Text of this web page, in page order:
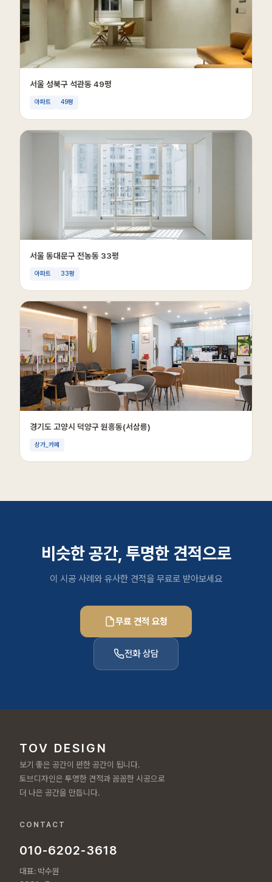
서울 성북구 석관동 49평
아파트 49평
서울 동대문구 전농동 33평
아파트 33평
경기도 고양시 덕양구 원흥동(서삼릉)
상가_카페
비슷한 공간, 투명한 견적으로
이 시공 사례와 유사한 견적을 무료로 받아보세요
무료 견적 요청
전화 상담
TOV DESIGN
보기 좋은 공간이 편한 공간이 됩니다.
토브디자인은 투명한 견적과 꼼꼼한 시공으로
더 나은 공간을 만듭니다.
CONTACT
010-6202-3618
대표: 박수원